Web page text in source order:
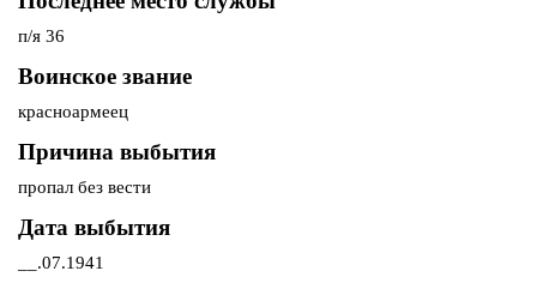
п/я 36
Воинское звание
красноармеец
Причина выбытия
пропал без вести
Дата выбытия
__.07.1941